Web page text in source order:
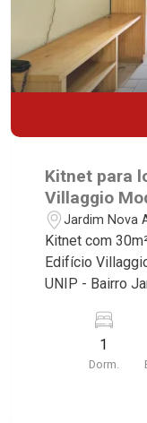
Kitnet para
Villaggio
Faculdade
Jardim Nova
Kitnet com
Edifício
UNIP - Bairro
imóvel que a
para você: - 30m² de área útil - 1 dormitório com
armários -
1
Dorm.